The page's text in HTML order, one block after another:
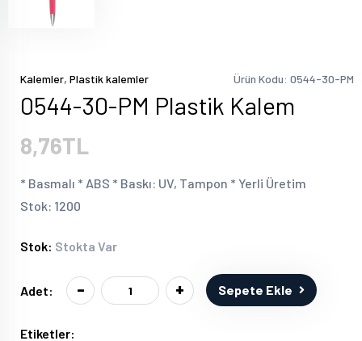
Kalemler, Plastik kalemler Ürün Kodu: 0544-30-PM
0544-30-PM Plastik Kalem
8,76TL
* Basmalı * ABS * Baskı: UV, Tampon * Yerli Üretim
Stok: 1200
Stok: Stokta Var
Adet: - + Sepete Ekle
Etiketler: